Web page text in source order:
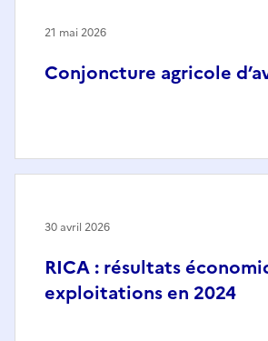
Conjoncture agricole
21 mai 2026
RICA : résultats
exploitations en 2024
30 avril 2026